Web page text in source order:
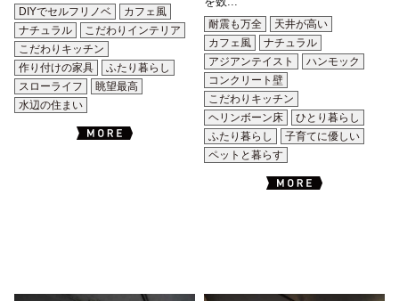
DIYでセルフリノベ
カフェ風
ナチュラル
こだわりインテリア
こだわりキッチン
作り付けの家具
ふたり暮らし
スローライフ
眺望最高
水辺の住まい
耐震も万全
天井が高い
カフェ風
ナチュラル
アジアンテイスト
ハンモック
コンクリート壁
こだわりキッチン
ヘリンボーン床
ひとり暮らし
ふたり暮らし
子育てに優しい
ペットと暮らす